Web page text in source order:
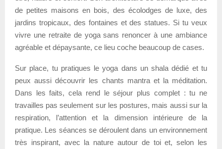
de petites maisons en bois, des écolodges de luxe, des
jardins tropicaux, des fontaines et des statues. Si tu veux
vivre une retraite de yoga sans renoncer à une ambiance
agréable et dépaysante, ce lieu coche beaucoup de cases.
Sur place, tu pratiques le yoga dans un shala dédié et tu
peux aussi découvrir les chants mantra et la méditation.
Dans les faits, cela rend le séjour plus complet : tu ne
travailles pas seulement sur les postures, mais aussi sur la
respiration, l’attention et la dimension intérieure de la
pratique. Les séances se déroulent dans un environnement
très inspirant, avec la nature autour de toi et, selon les